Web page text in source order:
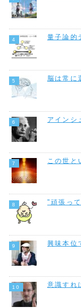
量子論的
脳は常に
アインシ
この世と
"頑張っ
興味本位
意識すれ